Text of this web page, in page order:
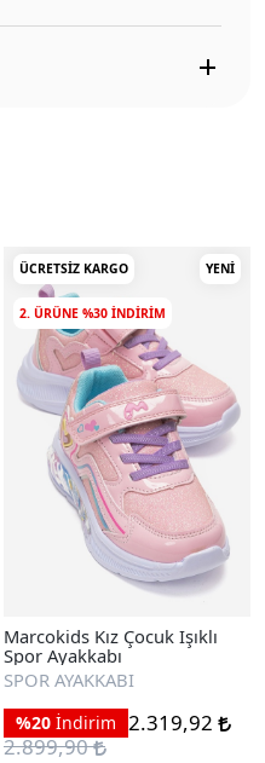
ÜCRETSIZ KARGO YENI
2. ÜRÜNE %30 INDIRIM
Marcokids Kız Çocuk Işıklı
Spor Ayakkabı
SPOR AYAKKABI
%20 İndirim 2.319,92
2.899,90